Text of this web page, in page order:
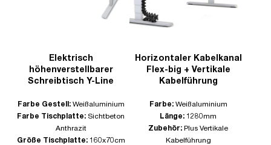
Elektrisch
höhenverstellbarer
Schreibtisch Y-Line
Farbe Gestell: Weißaluminium
Farbe Tischplatte: Sichtbeton
Anthrazit
Größe Tischplatte: 160x70cm
Horizontaler Kabelkanal
Flex-big + Vertikale
Kabelführung
Farbe: Weißaluminium
Länge: 1280mm
Zubehör: Plus Vertikale
Kabelführung